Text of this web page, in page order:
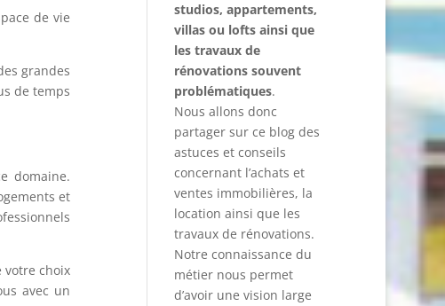
de vie
grandes
de temps
domaine.
et
votre choix
avec un
studios, appartements,
villas ou lofts ainsi que
les travaux de
rénovations souvent
problématiques.
Nous allons donc
partager sur ce blog des
astuces et conseils
concernant l’achats et
ventes immobilières, la
location ainsi que les
travaux de rénovations.
Notre connaissance du
métier nous permet
d’avoir une vision large